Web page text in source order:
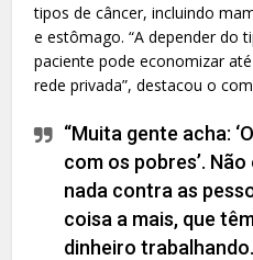
tipos de câncer, incluindo
e estômago. “A depender do
paciente pode economizar
rede privada”, destacou o
“Muita gente acha:
com os pobres’.
nada contra as
coisa a mais, que
dinheiro